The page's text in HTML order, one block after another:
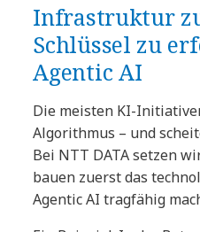
Infrastruktur
Schlüssel zu
Agentic AI
Die meisten KI-
Algorithmus – und
Bei NTT DATA setzen
bauen zuerst das
Agentic AI tragfähig